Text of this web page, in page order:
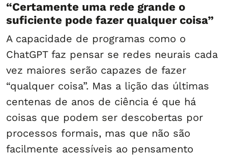
“Certamente uma rede grande o
suficiente pode fazer qualquer coisa”
A capacidade de programas como o
ChatGPT faz pensar se redes neurais cada
vez maiores serão capazes de fazer
“qualquer coisa”. Mas a lição das últimas
centenas de anos de ciência é que há
coisas que podem ser descobertas por
processos formais, mas que não são
facilmente acessíveis ao pensamento